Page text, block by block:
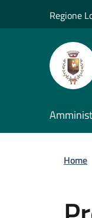
Regione
Home